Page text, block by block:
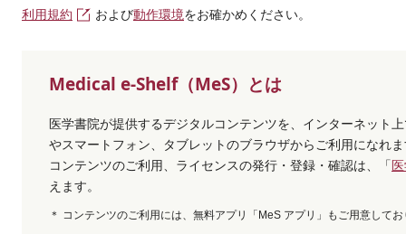
利用規約
および動作環境をお確かめください。
Medical e-Shelf（MeS）とは
医学書院が提供するデジタルコンテンツを、インターネット
やスマートフォン、タブレットのブラウザからご利用になれ
コンテンツのご利用、ライセンスの発行・登録・確認は、「
えます。
コンテンツのご利用には、無料アプリ「MeS アプリ」もご用意して